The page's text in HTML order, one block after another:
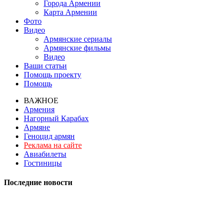
Города Армении
Карта Армении
Фото
Видео
Армянские сериалы
Армянские фильмы
Видео
Ваши статьи
Помощь проекту
Помощь
ВАЖНОЕ
Армения
Нагорный Карабах
Армяне
Геноцид армян
Реклама на сайте
Авиабилеты
Гостиницы
Последние новости